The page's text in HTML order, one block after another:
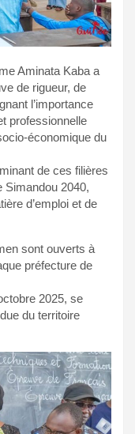
Aminata Kaba a
de rigueur, de
l’importance
professionnelle
économique du
de ces filières
2040,
d’emploi et de
sont ouverts à
préfecture de
2025, se
du territoire